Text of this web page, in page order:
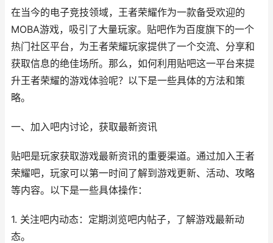
在当今的电子竞技领域，王者荣耀作为一款备受欢迎的
MOBA游戏，吸引了大量玩家。贴吧作为百度旗下的一个
热门社区平台，为王者荣耀玩家提供了一个交流、分享和
获取信息的绝佳场所。那么，如何利用贴吧这一平台来提
升王者荣耀的游戏体验呢？以下是一些具体的方法和策
略。
一、加入吧内讨论，获取最新资讯
贴吧是玩家获取游戏最新资讯的重要渠道。通过加入王者
荣耀吧，玩家可以第一时间了解到游戏更新、活动、攻略
等内容。以下是一些具体操作：
1. 关注吧内动态：定期浏览吧内帖子，了解游戏最新动
态。